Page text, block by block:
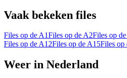
Vaak bekeken files
Files op de A1Files op de A2Files op
Files op de A12Files op de A15Files op
Weer in Nederland